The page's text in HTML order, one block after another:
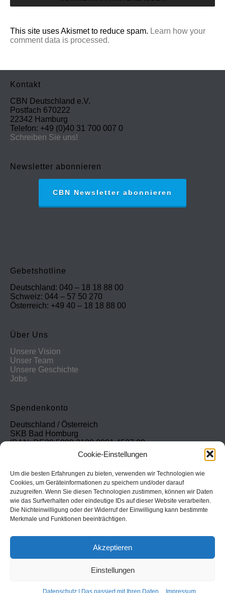
Cookie-Einstellungen
Um die besten Erfahrungen zu bieten, verwenden wir Technologien wie
Cookies, um Geräteinformationen zu speichern und/oder darauf
zuzugreifen. Wenn Sie diesen Technologien zustimmen, können wir Daten
wie das Surfverhalten oder eindeutige IDs auf dieser Website verarbeiten.
Die Nichteinwilligung oder der Widerruf der Einwilligung kann bestimmte
Merkmale und Funktionen beeinträchtigen.
Akzeptieren
Einstellungen
Datenschutz | Das passiert mit Ihren Daten Impressum
This site uses Akismet to reduce spam. Learn how your
comment data is processed.
Kontakt
CBN Deutschland e.V.
Postfach 670222
22342 Hamburg
Telefon: +49 (0)40 31 700 007 0
Schreiben Sie uns!
Newsletter abonnieren
CBN Newsletter abonnieren
Gebetshotline
Deutschland: 040 – 18 18 88 00
Schweiz: 044 – 57 50 270
Österreich: +49 40 – 18 18 88 00
Über Uns
Unsere Vision
Unser Team
Unsere Geschichte
Jobs
Spendenkonto
Deutschland / Österreich
SKB Bad Homburg
IBAN: DE29 5009 2100 0001 4537 00
BIC: GENODE51BH2
Schweiz
PostFinance
Konto: 60-742493-7
IBAN: CH31 0900 0000 6074 2493 7
BIC: POFICHBEXXX
Kontakt
Datenschutz